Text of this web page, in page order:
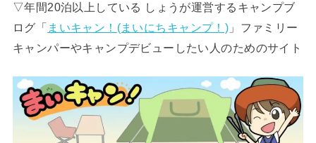
▽年間20泊以上している しょうが運営するキャンプブ
ログ「 まいキャン！(まいにちキャンプ！) 」ファミリー
キャンパーやキャンプデビューしたい人のためのサイト